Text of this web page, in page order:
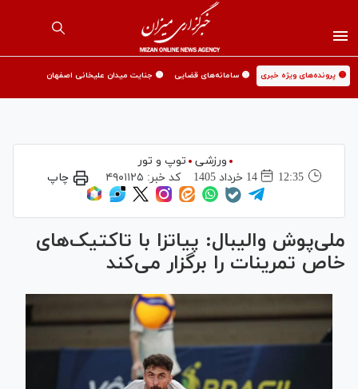
🟡 پرونده‌های ویژه خبری 🟡 سامانه‌های قضایی 🟡 جنایت میدان علیخانی اصفهان
ورزشی
توپ و تور
12:35
14 خرداد 1405 کد خبر: ۴۹۰۱۱۲۵ چاپ
ملی‌پوش والیبال: پیاتزا با تاکتیک‌های
خاص تمرینات را برگزار می‌کند